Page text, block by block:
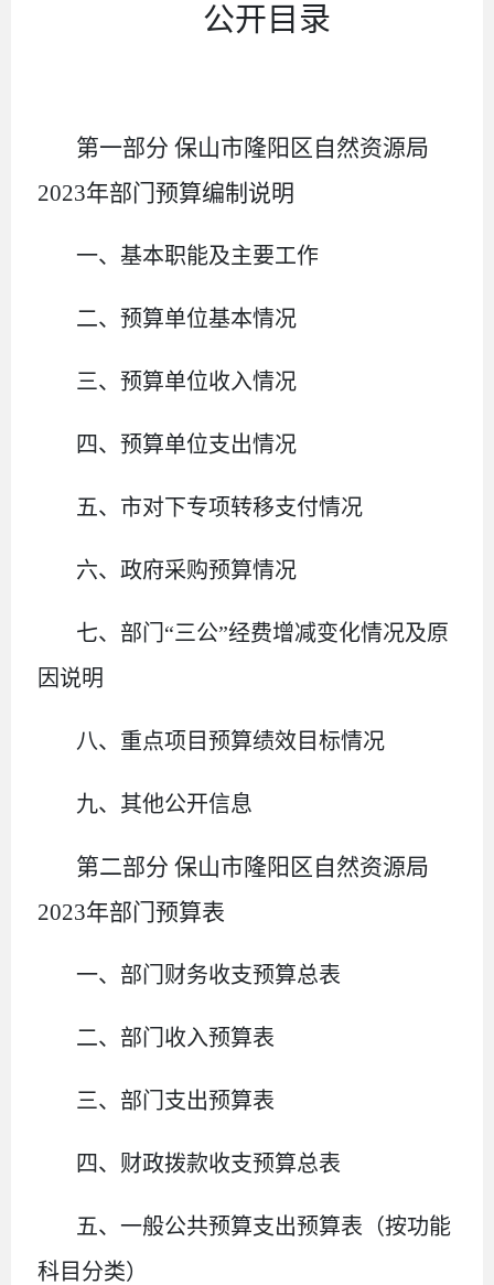
公开目录
第一部分 保山市隆阳区自然资源局
2023年部门预算编制说明
一、基本职能及主要工作
二、预算单位基本情况
三、预算单位收入情况
四、预算单位支出情况
五、 市对下专项转移支付情况
六、政府采购预算情况
七、部门“三公”经费增减变化情况及原
因说明
八、重点项目预算绩效目标情况
九、其他公开信息
第二部分 保山市隆阳区自然资源局
2023年部门预算表
一、部门财务收支预算总表
二、部门收入预算表
三、部门支出预算表
四、财政拨款收支预算总表
五、一般公共预算支出预算表（按功能
科目分类）